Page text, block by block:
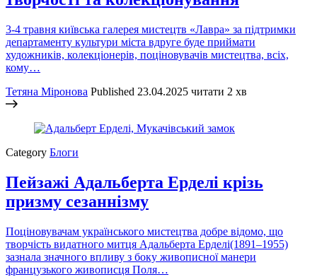
3-4 травня київська галерея мистецтв «Лавра» за підтримки
департаменту культури міста вдруге буде приймати
художників, колекціонерів, поціновувачів мистецтва, всіх,
кому…
Тетяна Міронова Published 23.04.2025 читати 2 хв
Category Блоги
Пейзажі Адальберта Ерделі крізь
призму сезаннізму
Поціновувачам українського мистецтва добре відомо, що
творчість видатного митця Адальберта Ерделі(1891–1955)
зазнала значного впливу з боку живописної манери
французького живописця Поля…